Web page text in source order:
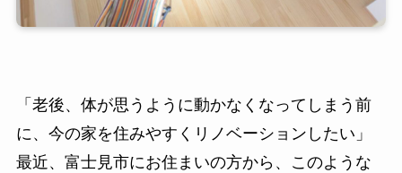
「老後、体が思うように動かなくなってしまう前
に、今の家を住みやすくリノベーションしたい」
最近、富士見市にお住まいの方から、このような